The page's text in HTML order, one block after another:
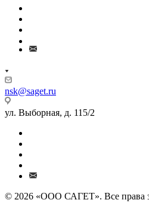
nsk@saget.ru
ул. Выборная, д. 115/2
© 2026 «ООО САГЕТ». Все права